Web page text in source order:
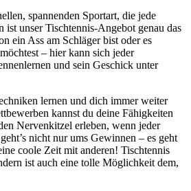
spannenden Sportart, die jede
ist unser Tischtennis-Angebot genau das
ein Ass am Schläger bist oder es
– hier kann sich jeder
und sein Geschick unter
lernen und dich immer weiter
kannst du deine Fähigkeiten
Nervenkitzel erleben, wenn jeder
nicht nur ums Gewinnen – es geht
coole Zeit mit anderen! Tischtennis
ist auch eine tolle Möglichkeit dem,